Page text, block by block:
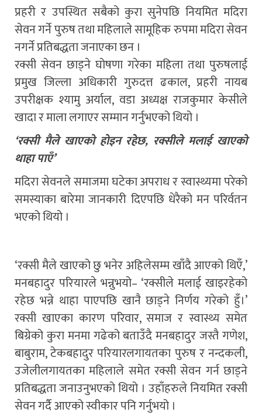
प्रहरी र उपस्थित सबैको कुरा सुनेपछि नियमित मदिरा
सेवन गर्ने पुरुष तथा महिलाले सामूहिक रुपमा मदिरा सेवन
नगर्ने प्रतिबद्धता जनाएका छन ।
रक्सी सेवन छाड्ने घोषणा गरेका महिला तथा पुरुषलाई
प्रमुख जिल्ला अधिकारी गुरुदत्त ढकाल, प्रहरी नायब
उपरीक्षक श्यामु अर्याल, वडा अध्यक्ष राजकुमार केसीले
खादा र माला लगाएर सम्मान गर्नुभएको थियो ।
‘रक्सी मैले खाएको होइन रहेछ, रक्सीले मलाई खाएको
थाहा पाएँ’
मदिरा सेवनले समाजमा घटेका अपराध र स्वास्थ्यमा परेको
समस्याका बारेमा जानकारी दिएपछि धेरैको मन परिर्वतन
भएको थियो ।
‘रक्सी मैले खाएको छु भनेर अहिलेसम्म खाँदै आएको थिएँ,’
मनबहादुर परियारले भन्नुभयो– ‘रक्सीले मलाई खाइरहेको
रहेछ भन्ने थाहा पाएपछि खानै छाड्ने निर्णय गरेको हुँ।’
रक्सी खाएका कारण परिवार, समाज र स्वास्थ्य समेत
बिग्रेको कुरा मनमा गढेको बताउँदै मनबहादुर जस्तै गणेश,
बाबुराम, टेकबहादुर परियारलगायतका पुरुष र नन्दकली,
उजेलीलगायतका महिलाले समेत रक्सी सेवन गर्न छाड्ने
प्रतिबद्धता जनाउनुभएको थियो । उहाँहरुले नियमित रक्सी
सेवन गर्दै आएको स्वीकार पनि गर्नुभयो ।